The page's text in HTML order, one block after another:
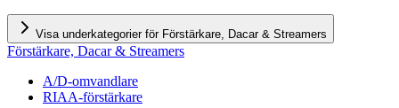
Visa underkategorier för Förstärkare, Dacar & Streamers
Förstärkare, Dacar & Streamers
A/D-omvandlare
RIAA-förstärkare